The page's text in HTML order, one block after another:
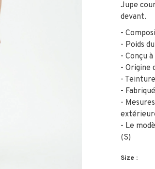
Jupe
devant.
-
- Poids
- Conçu
- Origine
-
-
-
- Le
(S)
Size :